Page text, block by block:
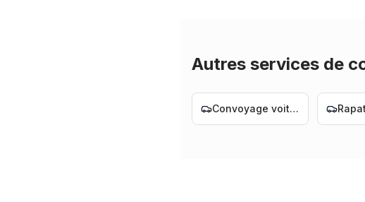
Autres services de
Convoyage voiture Nantes